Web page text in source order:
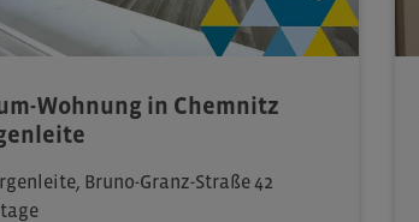
Wohnung in Chemnitz
Bruno-Granz-Straße 42